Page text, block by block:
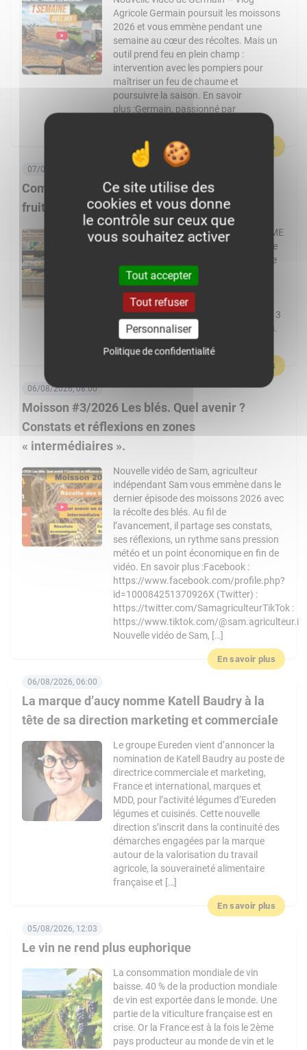
Agricole Germain poursuit les moissons
2026 et vous emmène pendant une
semaine au cœur des récoltes. Mais un
outil prend feu en plein champ :
intervention avec les pompiers pour
maîtriser un feu de chaume et
poursuivre la saison. En savoir
plus :Germain, passionné par
En savoir plus
Comment Frais Émincés dynamise le rayon
fruits et légumes ?
07/08/2026, 06:00
Spécialiste de la fraîche découpe, la PME
de Pontchâteau affiche une croissance
à deux chiffres. Elle transforme plus de
cent fruits et légumes différents et
réalise 80 % de ses ventes en GMS.
L’usine Frais Émincés de Pontchâteau
(44) pourrait cette année dépasser les 3
000 t de fruits et légumes transformés.
Un volume réalisé […]
En savoir plus
Moisson #3/2026 Les blés. Quel avenir ?
Constats et réflexions en zones
« intermédiaires ».
06/08/2026, 08:00
Nouvelle vidéo de Sam, agriculteur
indépendant Sam vous emmène dans le
dernier épisode des moissons 2026 avec
la récolte des blés. Au fil de
l’avancement, il partage ses constats,
ses réflexions, un rythme sans pression
météo et un point économique en fin de
vidéo. En savoir plus :Facebook :
https://www.facebook.com/profile.php?
id=100084251370926X (Twitter) :
https://twitter.com/SamagriculteurTikTok :
https://www.tiktok.com/@sam.agriculteur.i
Nouvelle vidéo de Sam, […]
En savoir plus
La marque d’aucy nomme Katell Baudry à la
tête de sa direction marketing et commerciale
06/08/2026, 06:00
Le groupe Eureden vient d’annoncer la
nomination de Katell Baudry au poste de
directrice commerciale et marketing,
France et international, marques et
MDD, pour l’activité légumes d’Eureden
légumes et cuisinés. Cette nouvelle
direction s’inscrit dans la continuité des
démarches engagées par la marque
autour de la valorisation du travail
agricole, la souveraineté alimentaire
française et […]
En savoir plus
Le vin ne rend plus euphorique
05/08/2026, 12:03
La consommation mondiale de vin
baisse. 40 % de la production mondiale
de vin est exportée dans le monde. Une
partie de la viticulture française est en
crise. Or la France est à la fois le 2ème
pays producteur au monde de vin et le
Ce site utilise des
cookies et vous donne
le contrôle sur ceux que
vous souhaitez activer
Tout accepter
Tout refuser
Personnaliser
Politique de confidentialité